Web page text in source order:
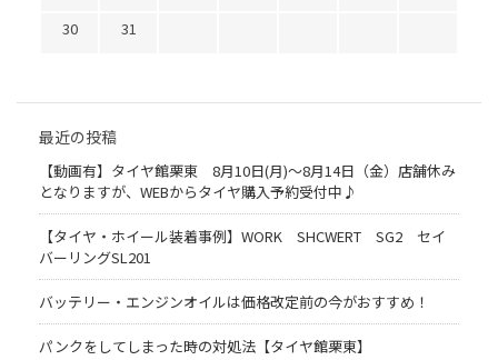
30
31
最近の投稿
【動画有】タイヤ館栗東 8月10日(月)～8月14日（金）店舗休み
となりますが、WEBからタイヤ購入予約受付中♪
【タイヤ・ホイール装着事例】WORK SHCWERT SG2 セイ
バーリングSL201
バッテリー・エンジンオイルは価格改定前の今がおすすめ！
パンクをしてしまった時の対処法【タイヤ館栗東】